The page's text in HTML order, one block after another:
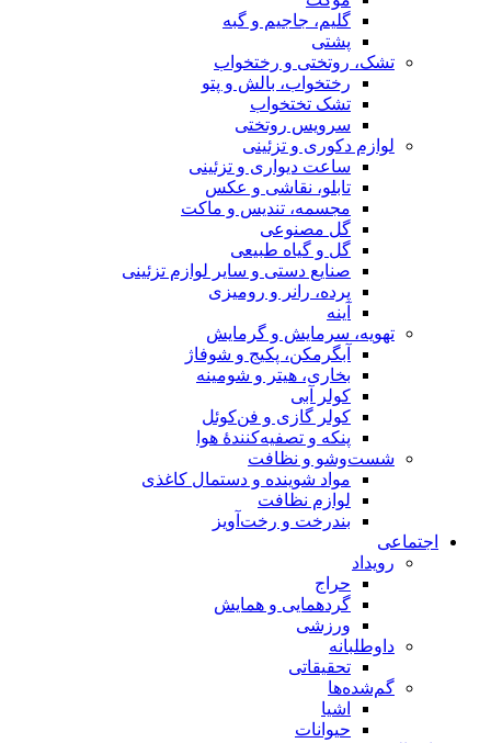
گلیم، جاجیم و گبه
پشتی
تشک، روتختی و رختخواب
رختخواب، بالش و پتو
تشک تختخواب
سرویس روتختی
لوازم دکوری و تزئینی
ساعت دیواری و تزئینی
تابلو، نقاشی و عکس
مجسمه، تندیس و ماکت
گل مصنوعی
گل و گیاه طبیعی
صنایع دستی و سایر لوازم تزئینی
پرده، رانر و رومیزی
آینه
تهویه، سرمایش و گرمایش
آبگرمکن، پکیج و شوفاژ
بخاری، هیتر و شومینه
کولر آبی
کولر گازی و فن‌کوئل
پنکه و تصفیه‌کنندهٔ هوا
شست‌وشو و نظافت
مواد شوینده و دستمال کاغذی
لوازم نظافت
بندرخت و رخت‌آویز
اجتماعی
رویداد
حراج
گردهمایی و همایش
ورزشی
داوطلبانه
تحقیقاتی
گم‌شده‌ها
اشیا
حیوانات